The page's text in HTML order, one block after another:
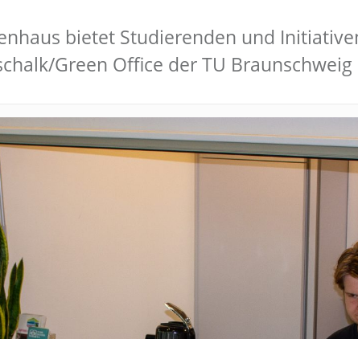
bietet Studierenden und
Green Office der TU Braunschweig